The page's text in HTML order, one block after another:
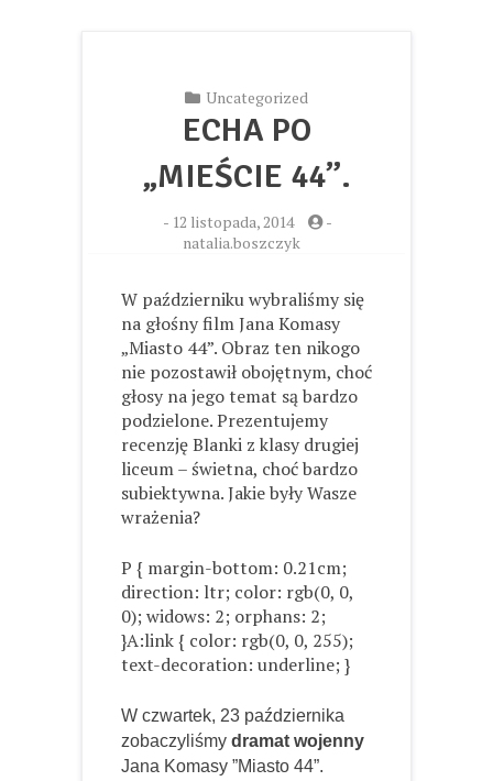
Uncategorized
ECHA PO
„MIEŚCIE 44”.
- 12 listopada, 2014
-
natalia.boszczyk
W październiku wybraliśmy się
na głośny film Jana Komasy
„Miasto 44”. Obraz ten nikogo
nie pozostawił obojętnym, choć
głosy na jego temat są bardzo
podzielone. Prezentujemy
recenzję Blanki z klasy drugiej
liceum – świetna, choć bardzo
subiektywna. Jakie były Wasze
wrażenia?
P { margin-bottom: 0.21cm;
direction: ltr; color: rgb(0, 0,
0); widows: 2; orphans: 2;
}A:link { color: rgb(0, 0, 255);
text-decoration: underline; }
W czwartek, 23 października
zobaczyliśmy dramat wojenny
Jana Komasy ”Miasto 44”.